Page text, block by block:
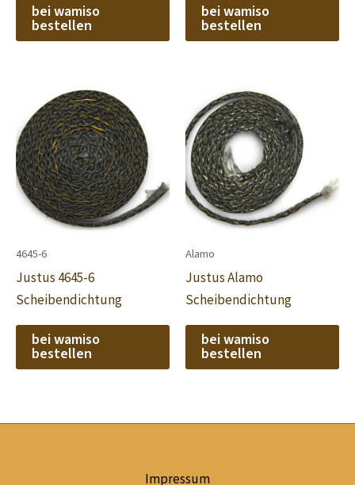
bei wamiso
bestellen
bei wamiso
bestellen
4645-6
Justus 4645-6
Scheibendichtung
bei wamiso
bestellen
Alamo
Justus Alamo
Scheibendichtung
bei wamiso
bestellen
Impressum